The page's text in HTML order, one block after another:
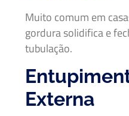
Muito comum em
gordura solidifica e
tubulação.
Externa